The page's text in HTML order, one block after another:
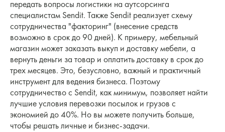
передать вопросы логистики на аутсорсинга
специалистам Sendit. Также Sendit реализует схему
сотрудничества "факторинг" (внесение средств
возможно в срок до 90 дней). К примеру, мебельный
магазин может заказать выкуп и доставку мебели, а
вернуть деньги за товар и оплатить доставку в срок до
трех месяцев. Это, безусловно, важный и практичный
инструмент для ведения бизнеса. Поэтому
сотрудничество с Sendit, как минимум, позволяет найти
лучшие условия перевозки посылок и грузов с
экономией до 40%. Но вы можете получить больше,
чтобы решать личные и бизнес-задачи.